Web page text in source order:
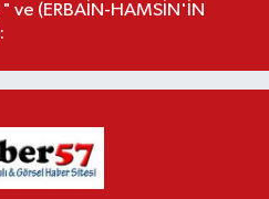
" ve (ERBAİN-HAMSİN'İN